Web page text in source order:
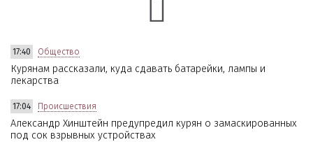
17:40 Общество
Курянам рассказали, куда сдавать батарейки, лампы и
лекарства
17:04 Происшествия
Александр Хинштейн предупредил курян о замаскированных
под сок взрывных устройствах